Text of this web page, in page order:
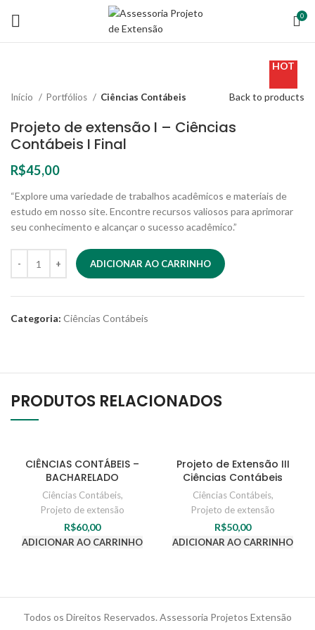
0
HOT
Início Portfólios Ciências Contábeis Back to products
Projeto de extensão I – Ciências
Contábeis I Final
R$45,00
“Explore uma variedade de trabalhos acadêmicos e materiais de
estudo em nosso site. Encontre recursos valiosos para aprimorar
seu conhecimento e alcançar o sucesso acadêmico.”
ADICIONAR AO CARRINHO
Categoria: Ciências Contábeis
PRODUTOS RELACIONADOS
CIÊNCIAS CONTÁBEIS –
BACHARELADO
Ciências Contábeis,
Projeto de extensão
R$60,00
ADICIONAR AO CARRINHO
Projeto de Extensão III
Ciências Contábeis
Ciências Contábeis,
Projeto de extensão
R$50,00
ADICIONAR AO CARRINHO
Todos os Direitos Reservados. Assessoria Projetos Extensão